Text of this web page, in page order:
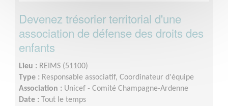
Devenez trésorier territorial d'une
association de défense des droits des
enfants
Lieu : REIMS (51100)
Type : Responsable associatif, Coordinateur d'équipe
Association : Unicef - Comité Champagne-Ardenne
Date :
Tout le temps